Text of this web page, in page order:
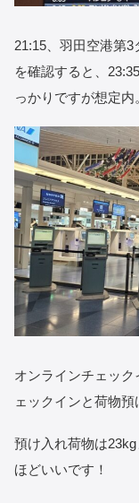
21:15、羽田空港第
を確認すると、
っかりですが想定内
オンラインチェッ
ェックインと荷物預
預け入れ荷物は
ほどいいです！